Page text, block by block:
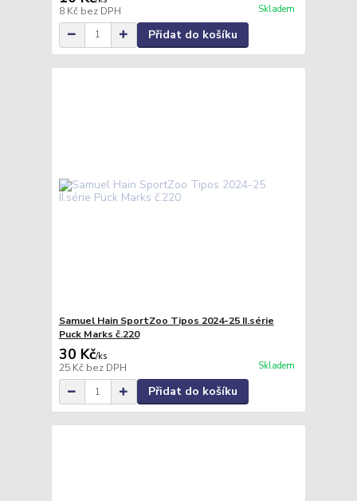
8 Kč bez DPH Skladem
Přidat do košíku
Samuel Hain SportZoo Tipos 2024-25 II.série
Puck Marks č.220
30 Kč/ks
25 Kč bez DPH Skladem
Přidat do košíku